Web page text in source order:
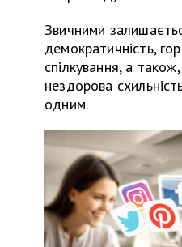
Звичними
демократичність,
спілкування, а
нездорова
одним.